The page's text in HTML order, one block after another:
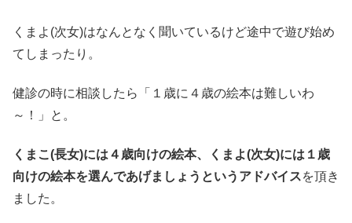
くまよ(次女)はなんとなく聞いているけど途中で遊び始め
てしまったり。
健診の時に相談したら「１歳に４歳の絵本は難しいわ
～！」と。
くまこ(長女)には４歳向けの絵本、くまよ(次女)には１歳
向けの絵本を選んであげましょうというアドバイスを頂き
ました。